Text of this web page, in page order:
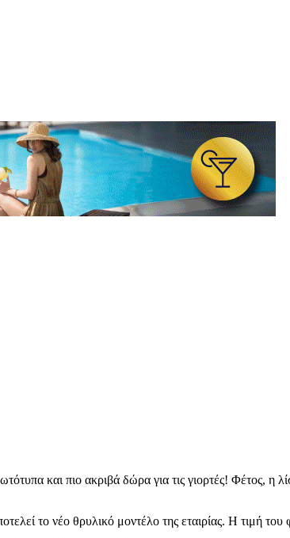
και πιο ακριβά δώρα για τις γιορτές! Φέτος, η
το νέο θρυλικό μοντέλο της εταιρίας. Η τιμή του